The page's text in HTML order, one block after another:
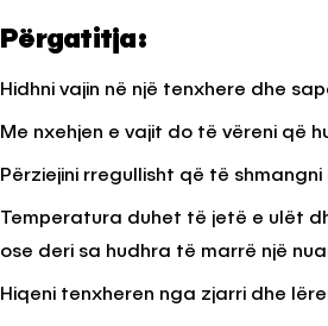
Përgatitja:
Hidhni vajin në një tenxhere dhe
Me nxehjen e vajit do të vëreni që
Përziejini rregullisht që të shmangni
Temperatura duhet të jetë e ulët
ose deri sa hudhra të marrë një
Hiqeni tenxheren nga zjarri dhe